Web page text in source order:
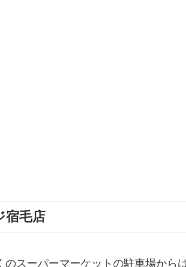
宿毛店
のスーパーマーケットの駐車場から